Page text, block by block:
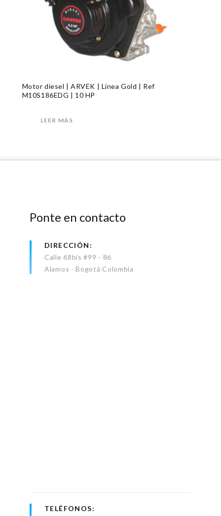
Motor diesel | ARVEK | Linea Gold | Ref
M10S186EDG | 10 HP
LEER MÁS
Ponte en contacto
DIRECCIÓN
Calle 68bis #99 - 86
Alamos - Bogotá Colombia
TELÉFONOS